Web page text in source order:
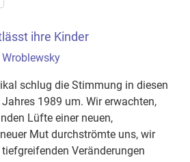
ihre Kinder
schlug die Stimmung in diesen
1989 um. Wir erwachten,
Lüfte einer neuen,
Mut durchströmte uns, wir
Veränderungen